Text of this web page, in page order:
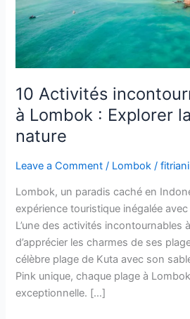
10 Activités
à Lombok : Explorer
nature
Leave a Comment / Lombok /fitriani
Lombok, un paradis caché en
expérience touristique inégalée
L’une des activités incontournables
d’apprécier les charmes de ses
célèbre plage de Kuta avec son
Pink unique, chaque plage à
exceptionnelle. […]
Explorer
la
beauté
la
nature